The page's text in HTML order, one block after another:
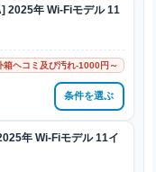
2025年 Wi-Fiモデル 11
箱ヘコミ及び汚れ-1000円～
条件を選ぶ
年 Wi-Fiモデル 11イ